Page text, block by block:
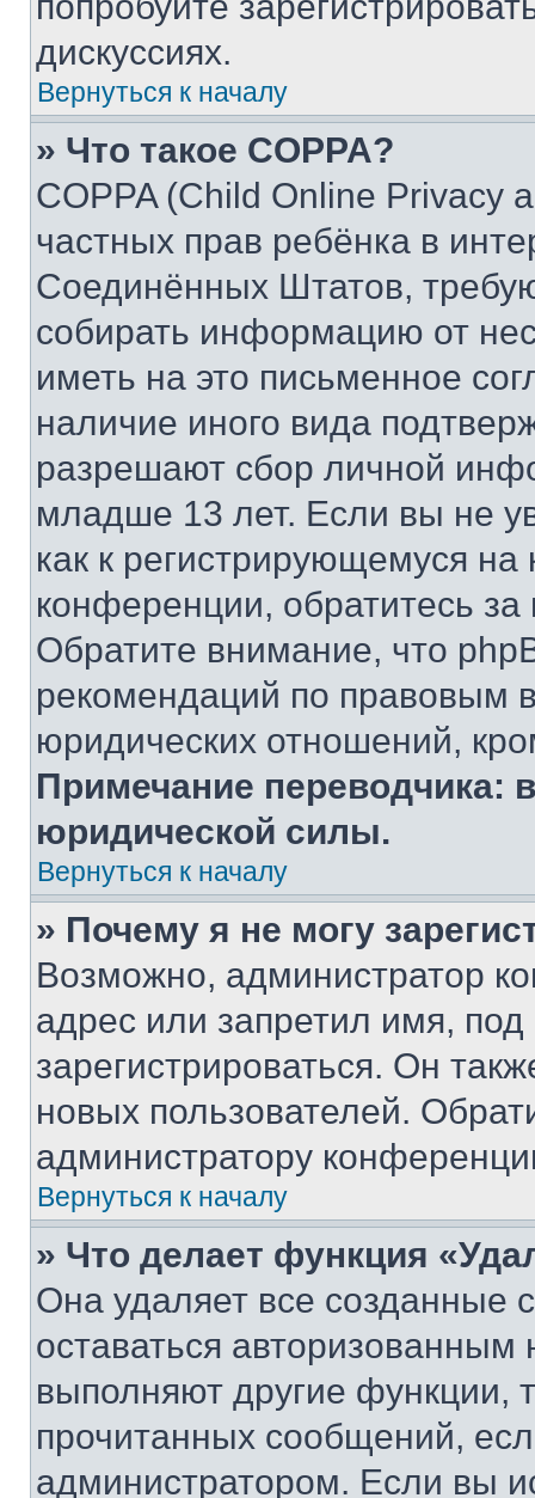
дискуссиях.
Вернуться к началу
» Что такое COPPA?
COPPA (Child Online Privacy
частных прав ребёнка в
Соединённых Штатов,
собирать информацию от
иметь на это письменное
наличие иного вида
разрешают сбор личной
младше 13 лет. Если вы не
как к регистрирующемуся
конференции, обратитесь
Обратите внимание, что
рекомендаций по правовым
юридических отношений,
Примечание переводчика:
юридической силы.
Вернуться к началу
» Почему я не могу
Возможно, администратор
адрес или запретил имя,
зарегистрироваться. Он
новых пользователей.
администратору
Вернуться к началу
» Что делает функция
Она удаляет все созданные
оставаться
выполняют другие функции,
прочитанных сообщений,
администратором. Если вы